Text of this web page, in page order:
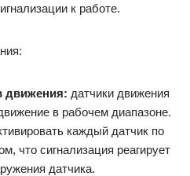
к работе.
движения: датчики движения
в рабочем диапазоне.
каждый датчик по
что сигнализация реагирует
датчика.